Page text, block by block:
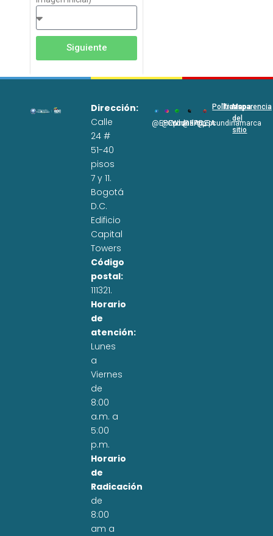
Siguiente
Dirección:
Calle
24 #
51-40
pisos
7 y 11.
Bogotá
D.C.
Edificio
Capital
Towers
Código
postal:
111321.
Horario
de
atención:
Lunes
a
Viernes
de
8:00
a.m. a
5:00
p.m.
Horario
de
Radicación
de
8:00
am a
@EPCundi
@Epcundi
WhatsApp
@EPC_SA
@Epcundinamarca
Políticas
Transparencia
Mapa
del
sitio